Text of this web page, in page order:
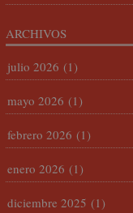
ARCHIVOS
julio 2026 (1)
mayo 2026 (1)
febrero 2026 (1)
enero 2026 (1)
diciembre 2025 (1)